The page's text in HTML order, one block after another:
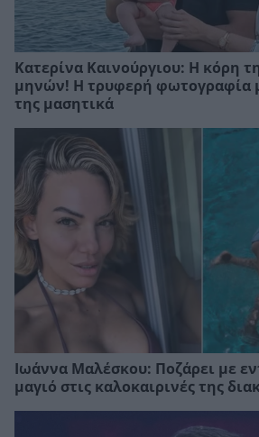
Κατερίνα Καινούργιου: H κόρη
μηνών! Η τρυφερή φωτογραφία
της μασητικά
Ιωάννα Μαλέσκου: Ποζάρει με
μαγιό στις καλοκαιρινές της